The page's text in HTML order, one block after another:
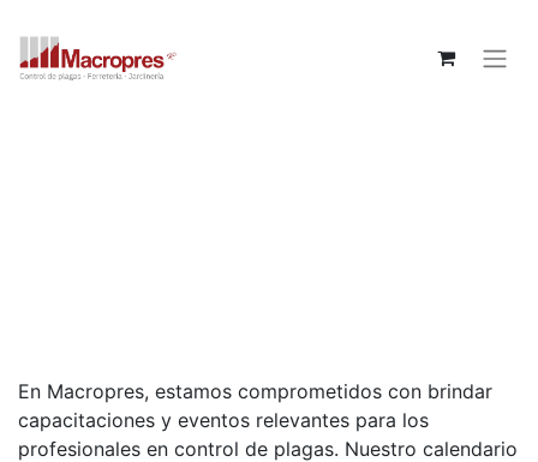
En Macropres, estamos comprometidos con brindar
capacitaciones y eventos relevantes para los
profesionales en control de plagas. Nuestro calendario